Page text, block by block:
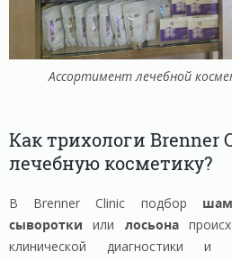
Ассортимент лечебной
Как трихологи Brenner
лечебную косметику?
В Brenner Сlinic подбор
сыворотки или лосьона
клинической диагностики и